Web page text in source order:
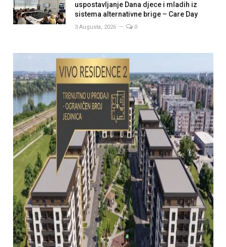
uspostavljanje Dana djece i mladih iz
sistema alternativne brige – Care Day
3 Augusta, 2026 0